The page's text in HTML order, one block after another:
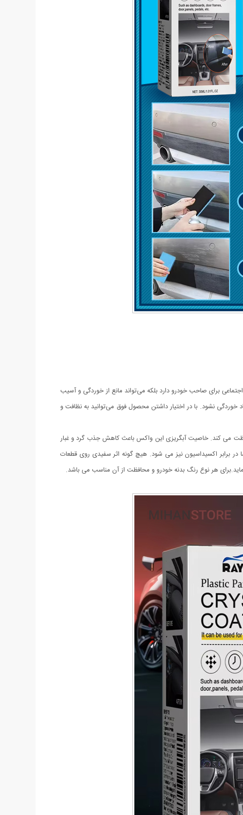
برای صاحب خودرو دارد بلکه می‌تواند مانع از خوردگی و آسیب
خوردگی نشود. با در اختیار داشتن محصول فوق می‌توانید به نظافت و
می کند. خاصیت آبگریزی این واکس باعث کاهش جذب گرد و غبار
اکسیداسیون نیز می شود. هیچ گونه اثر سفیدی روی قطعات
نماید.برای هر نوع رنگ بدنه خودرو و محافظت از آن مناسب می باشد.